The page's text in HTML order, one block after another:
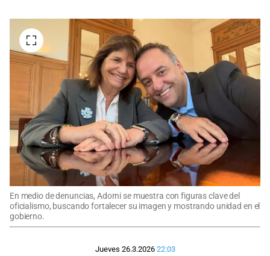
En medio de denuncias, Adorni se muestra con figuras clave del
oficialismo, buscando fortalecer su imagen y mostrando unidad en el
gobierno.
Jueves 26.3.2026 22:03